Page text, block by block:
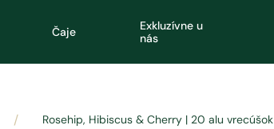
Čaje
Exkluzívne u
nás
/ Rosehip, Hibiscus & Cherry | 20 alu vrecúšok